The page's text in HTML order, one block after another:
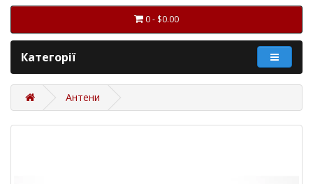
0 - $0.00
Категорії
Антени